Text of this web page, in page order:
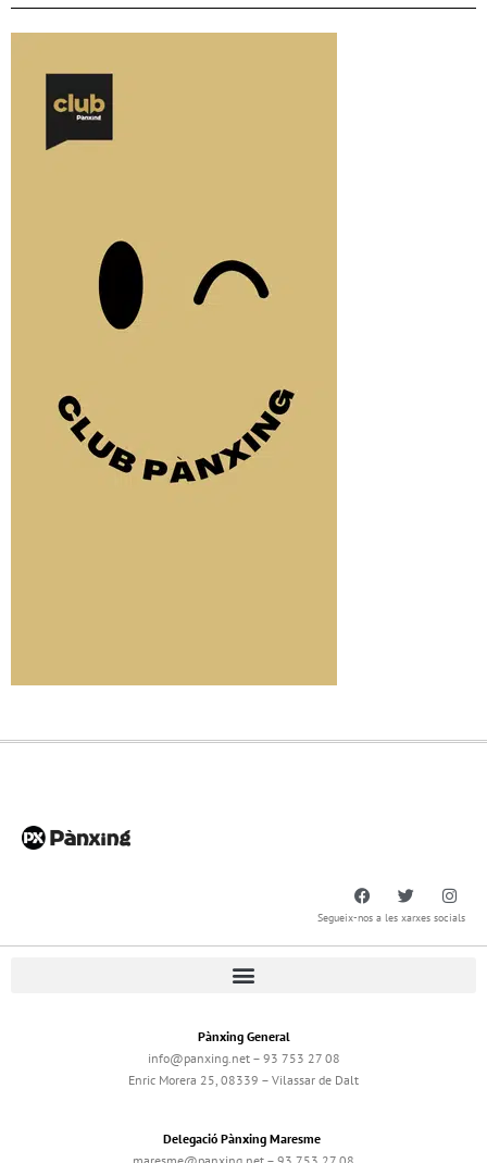
Segueix-nos a les xarxes socials
Pànxing General
info@panxing.net – 93 753 27 08
Enric Morera 25, 08339 – Vilassar de Dalt
Delegació Pànxing Maresme